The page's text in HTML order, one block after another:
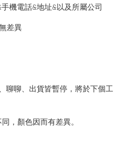
機電話&地址&以及所屬公司
差異
聊聊、出貨皆暫停，將於下個工
，顏色因而有差異。